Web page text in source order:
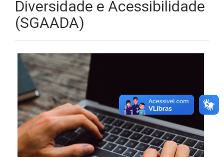
Diversidade e Acessibilidade
(SGAADA)